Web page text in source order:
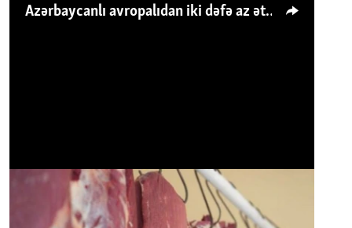
Azərbaycanlı avropalıdan iki dəfə az ət yeyir, amma... 'Qiymət artımı qaçılmazdır'